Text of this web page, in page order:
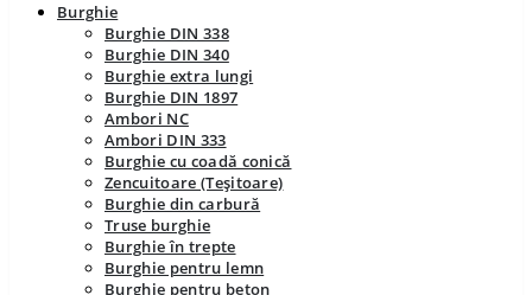
Burghie
Burghie DIN 338
Burghie DIN 340
Burghie extra lungi
Burghie DIN 1897
Ambori NC
Ambori DIN 333
Burghie cu coadă conică
Zencuitoare (Teșitoare)
Burghie din carbură
Truse burghie
Burghie în trepte
Burghie pentru lemn
Burghie pentru beton